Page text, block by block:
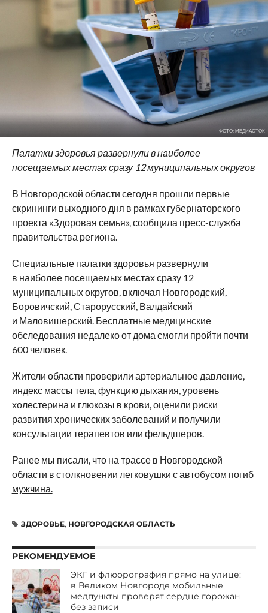
ФОТО: МЕДИАСТОК
Палатки здоровья развернули в наиболее
посещаемых местах сразу 12 муниципальных округов
В Новгородской области сегодня прошли первые
скрининги выходного дня в рамках губернаторского
проекта «Здоровая семья», сообщила пресс-служба
правительства региона.
Специальные палатки здоровья развернули
в наиболее посещаемых местах сразу 12
муниципальных округов, включая Новгородский,
Боровичский, Старорусский, Валдайский
и Маловишерский. Бесплатные медицинские
обследования недалеко от дома смогли пройти почти
600 человек.
Жители области проверили артериальное давление,
индекс массы тела, функцию дыхания, уровень
холестерина и глюкозы в крови, оценили риски
развития хронических заболеваний и получили
консультации терапевтов или фельдшеров.
Ранее мы писали, что на трассе в Новгородской
области в столкновении легковушки с автобусом погиб
мужчина.
ЗДОРОВЬЕ, НОВГОРОДСКАЯ ОБЛАСТЬ
РЕКОМЕНДУЕМОЕ
ЭКГ и флюорография прямо на улице:
в Великом Новгороде мобильные
медпункты проверят сердце горожан
без записи